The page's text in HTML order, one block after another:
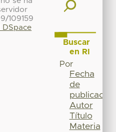
109159
DSpace
Buscar
en RI
Por
Fecha
de
publicación
Autor
Título
Materia